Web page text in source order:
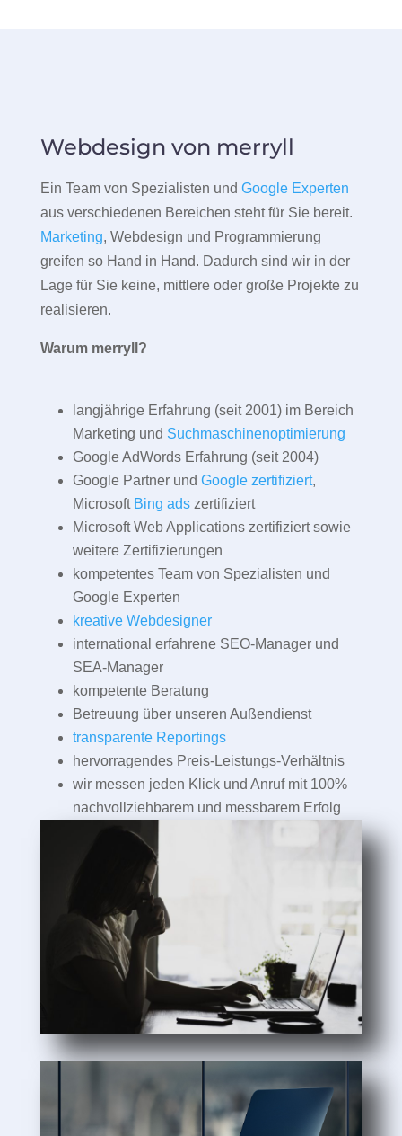
Webdesign von merryll
Ein Team von Spezialisten und Google Experten
aus verschiedenen Bereichen steht für Sie bereit.
Marketing, Webdesign und Programmierung
greifen so Hand in Hand. Dadurch sind wir in der
Lage für Sie keine, mittlere oder große Projekte zu
realisieren.
Warum merryll?
langjährige Erfahrung (seit 2001) im Bereich
Marketing und Suchmaschinenoptimierung
Google AdWords Erfahrung (seit 2004)
Google Partner und Google zertifiziert,
Microsoft Bing adszertifiziert
Microsoft Web Applications zertifiziert sowie
weitere Zertifizierungen
kompetentes Team von Spezialisten und
Google Experten
kreative Webdesigner
international erfahrene SEO-Manager und
SEA-Manager
kompetente Beratung
Betreuung über unseren Außendienst
transparente Reportings
hervorragendes Preis-Leistungs-Verhältnis
wir messen jeden Klick und Anruf mit 100%
nachvollziehbarem und messbarem Erfolg